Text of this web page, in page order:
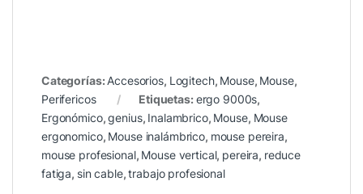
Categorías: Accesorios, Logitech, Mouse, Mouse,
Perifericos
Etiquetas: ergo 9000s,
Ergonómico,genius, Inalambrico, Mouse, Mouse
ergonomico, Mouse inalámbrico, mouse pereira,
mouse profesional, Mouse vertical, pereira, reduce
fatiga, sin cable,trabajo profesional